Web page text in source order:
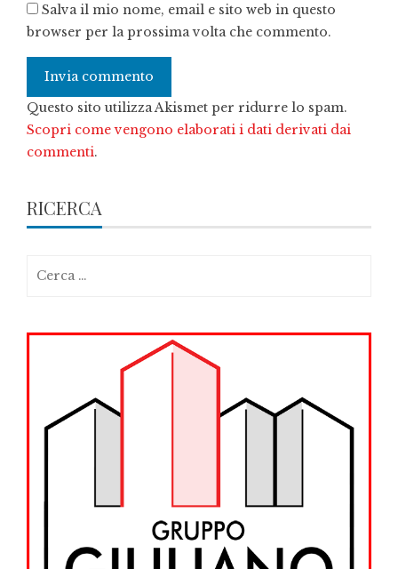
Salva il mio nome, email e sito web in questo
browser per la prossima volta che commento.
Questo sito utilizza Akismet per ridurre lo spam.
Scopri come vengono elaborati i dati derivati dai
commenti.
RICERCA